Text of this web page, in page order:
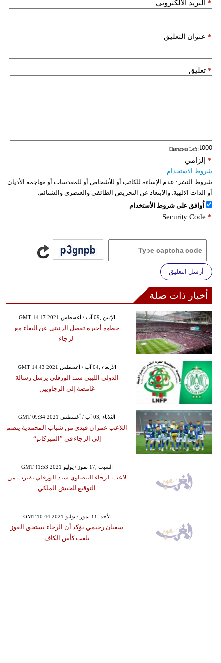
البريد الألكتروني *
عنوان التعليق *
تعليق *
: Characters Left
إلزامي *
شروط الاستخدام
شروط النشر: عدم الإساءة للكاتب أو للأشخاص أو للمقدسات أو مهاجمة الأديان
أو الذات الالهية. والابتعاد عن التحريض الطائفي والعنصري والشتائم.
اُوافق على شروط الأستخدام
Security Code *
أرسل التعليق
أخبار ذات صلة
GMT 14:17 2021 الإثنين ,09 آب / أغسطس
خطوة أخيرة تفصل الزنيتي عن البقاء مع
الرجاء
GMT 14:43 2021 الأربعاء ,04 آب / أغسطس
الدولي الليبي سند الورفلي يرسل رسالة
غامضة إلى الرجاويين
GMT 09:34 2021 الثلاثاء ,03 آب / أغسطس
اللاعب عمران فيدي من شباب المحمدية ينضم
إلى الرجاء في ”الميركاتو“
GMT 11:53 2021 السبت ,17 تموز / يوليو
لاعب الرجاء البيضاوي سند الورفلي يقترب من
التوقيع للجيش الملكي
GMT 10:44 2021 الأحد ,11 تموز / يوليو
سفيان رحيمي يؤكد أن الرجاء يستحق الفوز
بلقب كأس الكاف